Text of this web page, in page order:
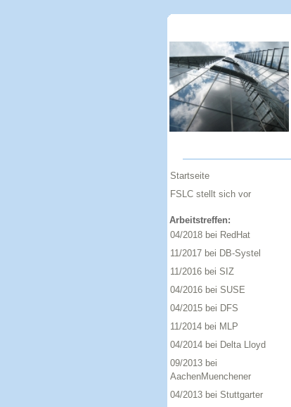
Startseite
FSLC stellt sich vor
Arbeitstreffen:
04/2018 bei RedHat
11/2017 bei DB-Systel
11/2016 bei SIZ
04/2016 bei SUSE
04/2015 bei DFS
11/2014 bei MLP
04/2014 bei Delta Lloyd
09/2013 bei
AachenMuenchener
04/2013 bei Stuttgarter